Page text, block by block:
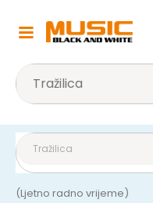
(Ljetno radno vrijeme)